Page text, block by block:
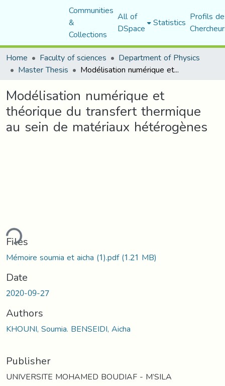
Communities
&
Collections
All of
DSpace Statistics Profils
Home
Faculty of sciences Department of Physics
Master Thesis Modélisation numérique et théorique du transfert thermique au sein de matériaux hétérogènes
Modélisation numérique et
théorique du transfert thermique
au sein de matériaux hétérogènes
Files
Mémoire soumia et aicha (1).pdf(1.21 MB)
Date
2020-09-27
Authors
KHOUNI, Soumia. BENSEIDI, Aicha
Publisher
UNIVERSITE MOHAMED BOUDIAF - M’SILA